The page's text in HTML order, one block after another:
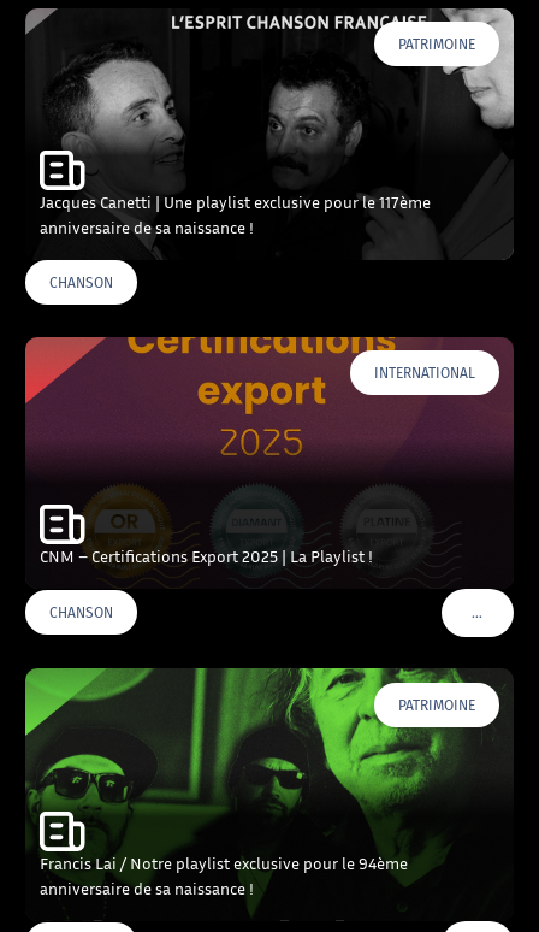
PATRIMOINE
Jacques Canetti | Une playlist exclusive pour le 117ème
anniversaire de sa naissance !
CHANSON
INTERNATIONAL
CNM – Certifications Export 2025 | La Playlist !
CHANSON …VOIR
PATRIMOINE
Francis Lai / Notre playlist exclusive pour le 94ème
anniversaire de sa naissance !